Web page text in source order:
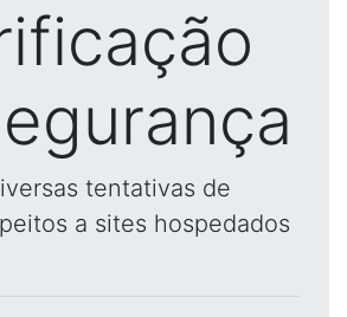
tentativas de
a sites hospedados